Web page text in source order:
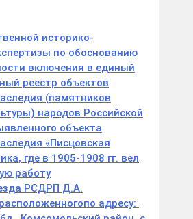
историко-
по обоснованию
включения в единый
реестр объектов
(памятников
народов Российской
объекта
«Писцовская
где в 1905-1908 гг. вел
работу
РСДРП Д.А.
расположенногопо адресу: